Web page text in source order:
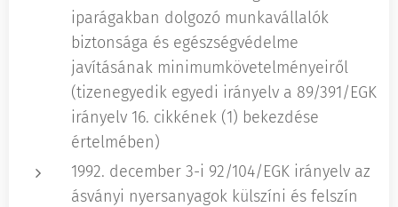
iparágakban dolgozó munkavállalók
biztonsága és egészségvédelme
javításának minimumkövetelményeiről
(tizenegyedik egyedi irányelv a 89/391/EGK
irányelv 16. cikkének (1) bekezdése
értelmében)
1992. december 3-i 92/104/EGK irányelv az
ásványi nyersanyagok külszíni és felszín